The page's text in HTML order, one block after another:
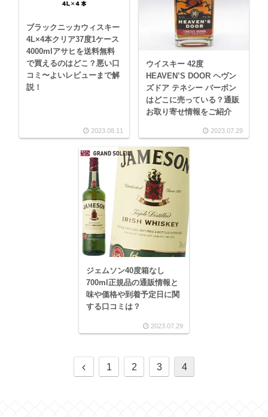
ブラックニッカウィスキー
4L×4本クリア37度1ケース
4000mlアサヒを送料無料
で買えるのはどこ？悪い口
コミ〜よいレビューまで解
説！
2023.08.11
ウイスキー 42度
HEAVEN’S DOOR ヘヴン
ズドア テネシー バーボン
はどこに売っている？通販
お取り寄せ情報をご紹介
2023.07.29
ジェムソン40度箱なし
700ml正規品の通販情報と
味や価格や到着予定日に関
する口コミは？
2023.07.29
1 2 3 4